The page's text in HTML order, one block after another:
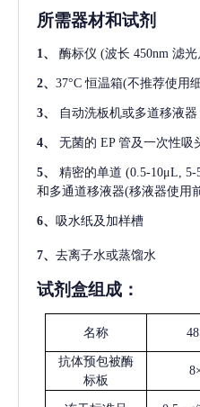
所需器材和试剂
1、 酶标仪 (波长 450nm 滤光
2、 37°C 恒温箱(不推荐使用
3、 自动洗板机或多道移液器
4、 无菌的 EP 管及一次性吸
5、 精密的单道 (0.5-10μL, 5-
和多通道移液器(移液器使用
6、 吸水纸及加样槽
7、 去离子水或蒸馏水
试剂盒组成：
名称
抗体预包被酶
标板